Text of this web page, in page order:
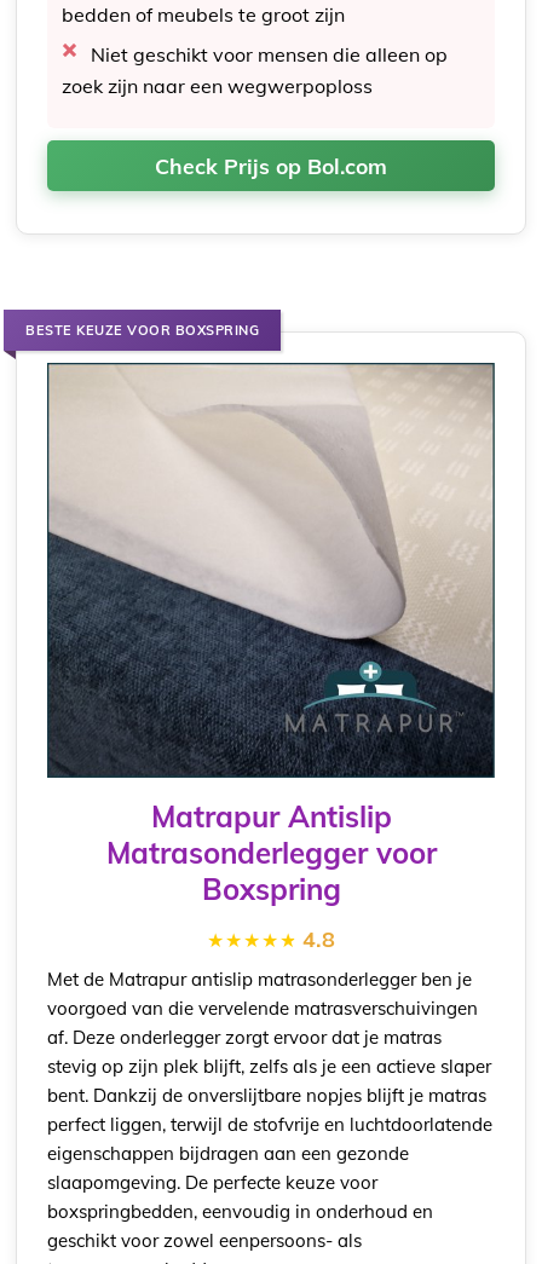
bedden of meubels te groot zijn
Niet geschikt voor mensen die alleen op
zoek zijn naar een wegwerpoploss
Check Prijs op Bol.com
BESTE KEUZE VOOR BOXSPRING
Matrapur Antislip
Matrasonderlegger voor
Boxspring
4.8
Met de Matrapur antislip matrasonderlegger ben je
voorgoed van die vervelende matrasverschuivingen
af. Deze onderlegger zorgt ervoor dat je matras
stevig op zijn plek blijft, zelfs als je een actieve slaper
bent. Dankzij de onverslijtbare nopjes blijft je matras
perfect liggen, terwijl de stofvrije en luchtdoorlatende
eigenschappen bijdragen aan een gezonde
slaapomgeving. De perfecte keuze voor
boxspringbedden, eenvoudig in onderhoud en
geschikt voor zowel eenpersoons- als